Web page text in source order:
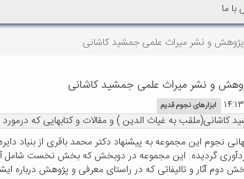
ما
پژوهش و نشر میراث علمی جمشید کاشانی
پژوهش و نشر میراث علمی جمشید کاشانی
ابزارهای نجوم قدیم
کاشانی(ملقب به غیاث الدین ) و مقالات و کتابهایی که
نجوم این مجموعه به پیشنهاد دکتر محمد باقری از بنیاد
گردیده. این مجموعه در دوبخش که بخش نخست شامل
دوم آثار و تالیفاتی که در راستای معرفی و پژوهش درباره